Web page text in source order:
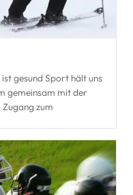
gesund Sport hält uns
gemeinsam mit der
zum